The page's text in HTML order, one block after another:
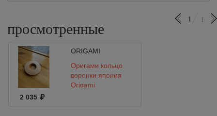
просмотренные
1 1
ORIGAMI
Оригами кольцо
воронки япония
Origami
2 035